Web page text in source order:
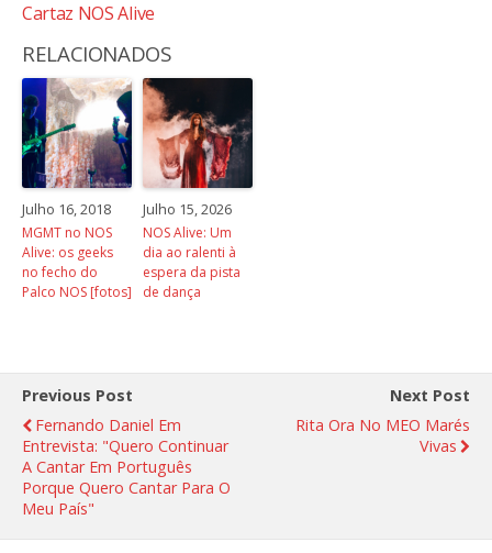
Cartaz NOS Alive
RELACIONADOS
Julho 16, 2018
MGMT no NOS
Alive: os geeks
no fecho do
Palco NOS [fotos]
Julho 15, 2026
NOS Alive: Um
dia ao ralenti à
espera da pista
de dança
Previous Post
Fernando Daniel Em
Entrevista: "Quero Continuar
A Cantar Em Português
Porque Quero Cantar Para O
Meu País"
Next Post
Rita Ora No MEO Marés
Vivas